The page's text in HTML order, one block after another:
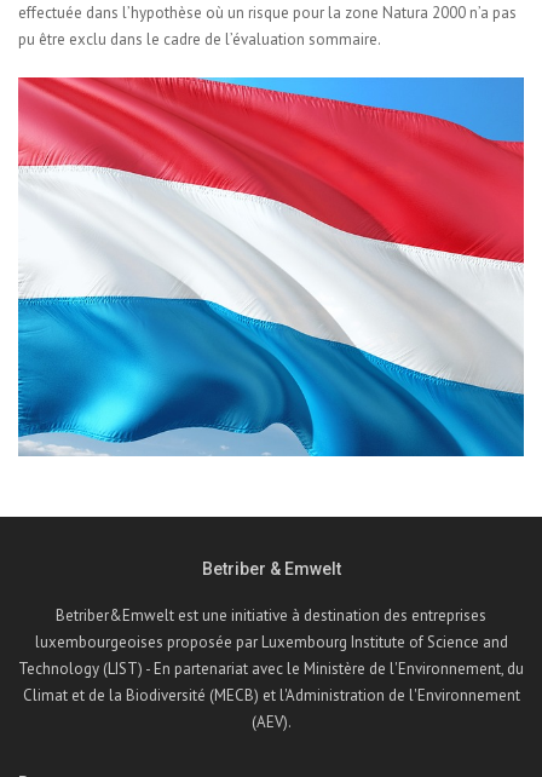
effectuée dans l’hypothèse où un risque pour la zone Natura 2000 n’a pas
pu être exclu dans le cadre de l’évaluation sommaire.
Betriber & Emwelt
Betriber&Emwelt est une initiative à destination des entreprises
luxembourgeoises proposée par Luxembourg Institute of Science and
Technology (LIST) - En partenariat avec le Ministère de l'Environnement, du
Climat et de la Biodiversité (MECB) et l'Administration de l'Environnement
(AEV).